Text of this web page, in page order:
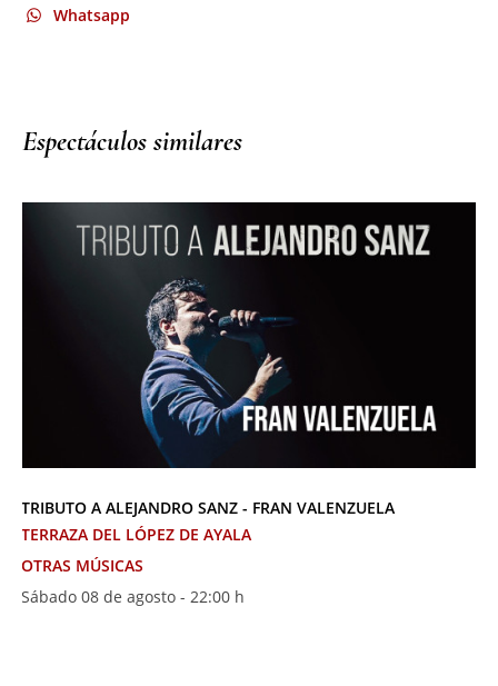
Whatsapp
Espectáculos similares
TRIBUTO A ALEJANDRO SANZ - FRAN VALENZUELA
TERRAZA DEL LÓPEZ DE AYALA
OTRAS MÚSICAS
Sábado 08 de agosto - 22:00 h